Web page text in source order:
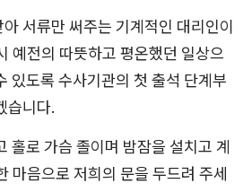
서류만 써주는 기계적인 대리인이
예전의 따뜻하고 평온했던 일상으
있도록 수사기관의 첫 출석 단계부
습니다.
홀로 가슴 졸이며 밤잠을 설치고 계
마음으로 저희의 문을 두드려 주세